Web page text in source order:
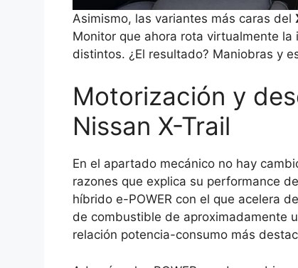
Asimismo, las variantes más caras del
Monitor que ahora rota virtualmente
distintos. ¿El resultado? Maniobras y
Motorización y
Nissan X-Trail
En el apartado mecánico no hay
razones que explica su performance
híbrido e-POWER con el que acelera
de combustible de aproximadamente
relación potencia-consumo más